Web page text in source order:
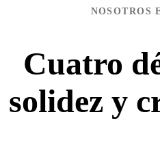
NOSOTROS
Cuatro
solidez y